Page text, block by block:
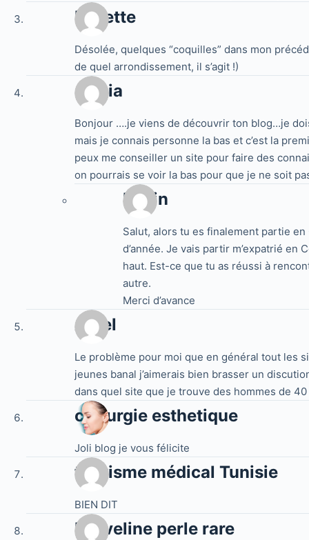
Fadette
Désolée, quelques “coquilles” dans mon
de quel arrondissement, il s’agit !)
samia
Bonjour ….je viens de découvrir ton blog…je
mais je connais personne la bas et c’est la
peux me conseiller un site pour faire des
on pourrais se voir la bas pour que je ne soit
Kevin
Salut, alors tu es finalement partie
d’année. Je vais partir m’expatrié en
haut. Est-ce que tu as réussi à
autre.
Merci d’avance
Amel
Le problème pour moi que en général tout les
jeunes banal j’aimerais bien brasser un
dans quel site que je trouve des hommes de 40
chirurgie esthetique
Joli blog je vous félicite
tourisme médical Tunisie
BIEN DIT
Dorveline perle rare